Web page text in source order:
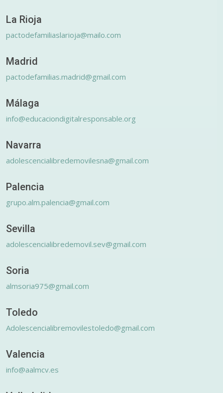
La Rioja
pactodefamiliaslarioja@mailo.com
Madrid
pactodefamilias.madrid@gmail.com
Málaga
info@educaciondigitalresponsable.org
Navarra
adolescencialibredemovilesna@gmail.com
Palencia
grupo.alm.palencia@gmail.com
Sevilla
adolescencialibredemovil.sev@gmail.com
Soria
almsoria975@gmail.com
Toledo
Adolescencialibremovilestoledo@gmail.com
Valencia
info@aalmcv.es